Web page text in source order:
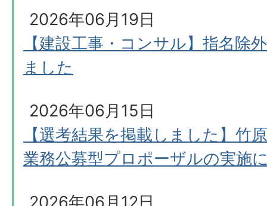
2026年06月19日
【建設工事・コンサル】指名除
ました
2026年06月15日
【選考結果を掲載しました】竹
業務公募型プロポーザルの実施